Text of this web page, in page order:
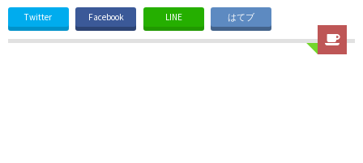
Twitter Facebook LINE はてブ